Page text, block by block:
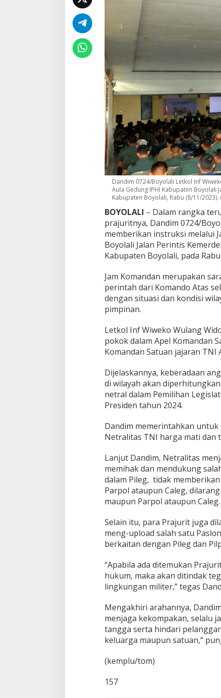
M
!
Dandim 0724/Boyolali Letkol Inf
Aula Gedung IPHI Kabupaten Boyolali
Kabupaten Boyolali, Rabu (8/11/
BOYOLALI – Dalam rangka
prajuritnya, Dandim 0724/
memberikan instruksi melalui
Boyolali Jalan Perintis
Kabupaten Boyolali, pada
Jam Komandan merupakan
perintah dari Komando Atas
dengan situasi dan kondisi
pimpinan.
Letkol Inf Wiweko Wulang
pokok dalam Apel Komandan
Komandan Satuan jajaran TNI
Dijelaskannya, keberadaan
di wilayah akan
netral dalam Pemilihan
Presiden tahun 2024.
Dandim memerintahkan untuk
Netralitas TNI harga mati dan
Lanjut Dandim, Netralitas
memihak dan mendukung
dalam Pileg, tidak
Parpol ataupun Caleg,
maupun Parpol ataupun Caleg.
Selain itu, para Prajurit juga
meng-upload salah satu
berkaitan dengan Pileg dan
“Apabila ada ditemukan
hukum, maka akan ditindak
lingkungan militer,” tegas
Mengakhiri arahannya,
menjaga kekompakan, selalu
tangga serta hindari
keluarga maupun satuan,”
(kemplu/tom)
157